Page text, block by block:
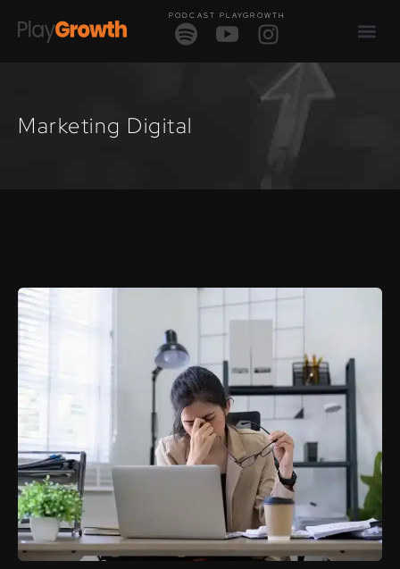
PODCAST PLAYGROWTH
Marketing Digital